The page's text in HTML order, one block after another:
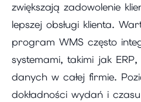
zwiększają zadowolenie
lepszej obsługi klienta.
program WMS często
systemami, takimi jak
danych w całej firmie.
dokładności wydań i